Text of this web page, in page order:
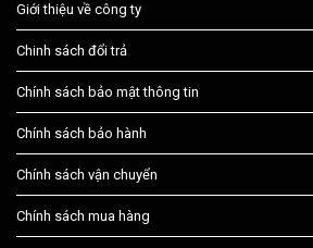
Giới thiệu về công ty
Chinh sách đổi trả
Chính sách bảo mật thông tin
Chính sách bảo hành
Chính sách vận chuyển
Chính sách mua hàng